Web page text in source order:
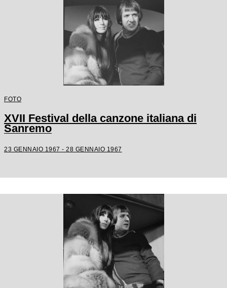
FOTO
XVII Festival della canzone italiana di
Sanremo
23 GENNAIO 1967 - 28 GENNAIO 1967